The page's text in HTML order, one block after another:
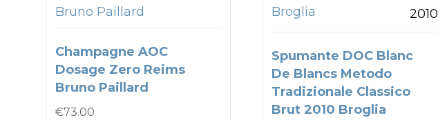
Bruno Paillard
Champagne AOC
Dosage Zero Reims
Bruno Paillard
€73.00
Broglia 2010
Spumante DOC Blanc
De Blancs Metodo
Tradizionale Classico
Brut 2010 Broglia